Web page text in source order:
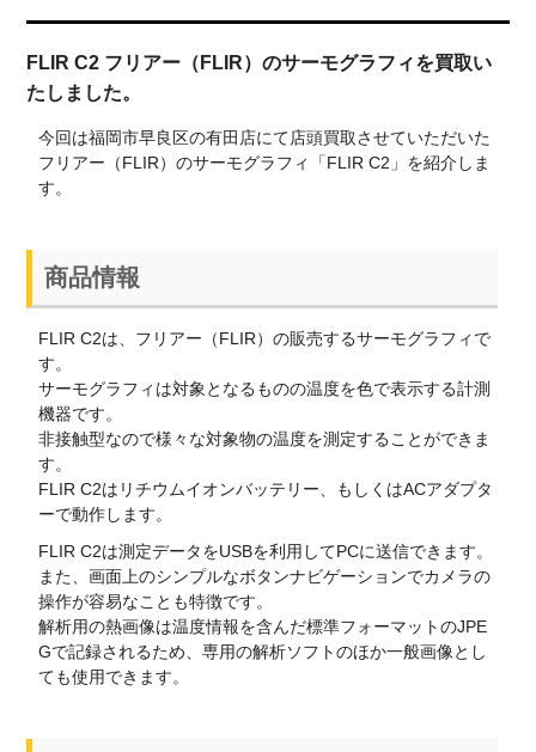
FLIR C2 フリアー（FLIR）のサーモグラフィを買取い
たしました。
今回は福岡市早良区の有田店にて店頭買取させていただいた
フリアー（FLIR）のサーモグラフィ「FLIR C2」を紹介しま
す。
商品情報
FLIR C2は、フリアー（FLIR）の販売するサーモグラフィで
す。
サーモグラフィは対象となるものの温度を色で表示する計測
機器です。
非接触型なので様々な対象物の温度を測定することができま
す。
FLIR C2はリチウムイオンバッテリー、もしくはACアダプタ
ーで動作します。
FLIR C2は測定データをUSBを利用してPCに送信できます。
また、画面上のシンプルなボタンナビゲーションでカメラの
操作が容易なことも特徴です。
解析用の熱画像は温度情報を含んだ標準フォーマットのJPE
Gで記録されるため、専用の解析ソフトのほか一般画像とし
ても使用できます。